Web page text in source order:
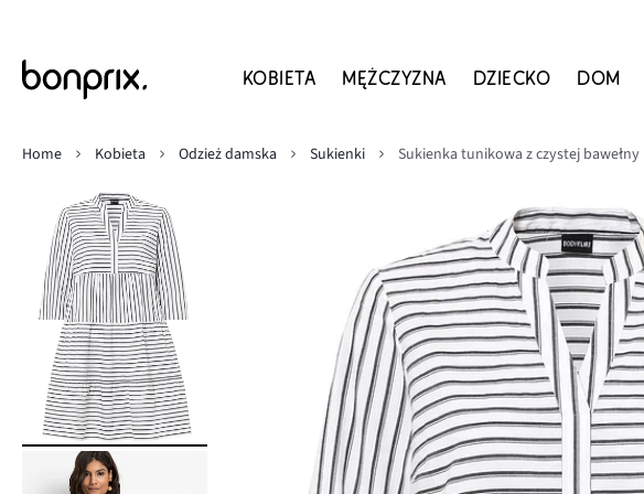
KOBIETA MĘŻCZYZNA DZIECKO DOM
Home
Kobieta Odzież damska Sukienki Sukienka tunikowa z czystej bawełny